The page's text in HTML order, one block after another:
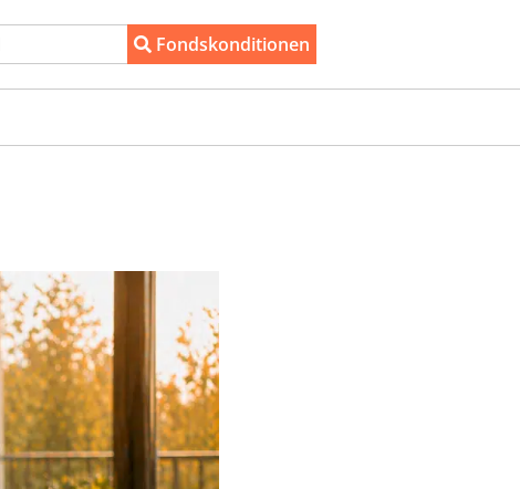
Fondskonditionen